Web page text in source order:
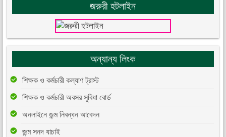
জরুরী হটলাইন
অন্যান্য লিংক
শিক্ষক ও কর্মচারী কল্যাণ ট্রাস্ট
শিক্ষক ও কর্মচারী অবসর সুবিধা বোর্ড
অনলাইনে জন্ম নিবন্ধন আবেদন
জন্ম সনদ যাচাই